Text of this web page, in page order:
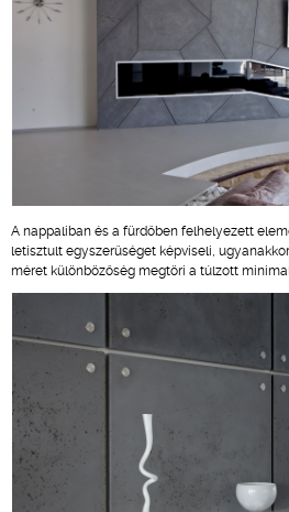
A nappaliban és a fürdőben felhelyezett
letisztult egyszerűséget képviseli,
méret különbözőség megtöri a túlzott